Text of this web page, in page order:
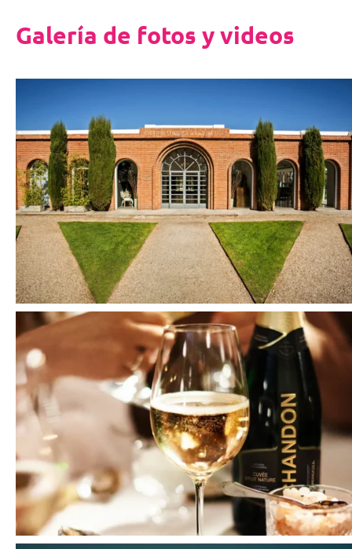
Galería de fotos y videos